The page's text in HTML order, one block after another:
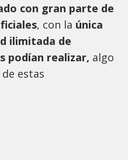
con gran parte de
, con la única
ilimitada de
podían realizar, algo
estas